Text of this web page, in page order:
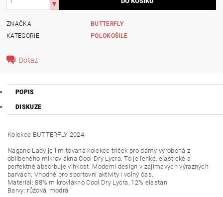
ZNAČKA
BUTTERFLY
KATEGORIE
POLOKOŠILE
Dotaz
POPIS
DISKUZE
Kolekce BUTTERFLY 2024
Nagano Lady je limitovaná kolekce triček pro dámy vyrobená z
oblíbeného mikrovlákna Cool Dry Lycra. To je lehké, elastické a
perfektně absorbuje vlhkost. Moderní design v zajímavých výrazných
barvách. Vhodné pro sportovní aktivity i volný čas.
Materiál: 88% mikrovlákno Cool Dry Lycra, 12% elastan
Barvy: růžová, modrá